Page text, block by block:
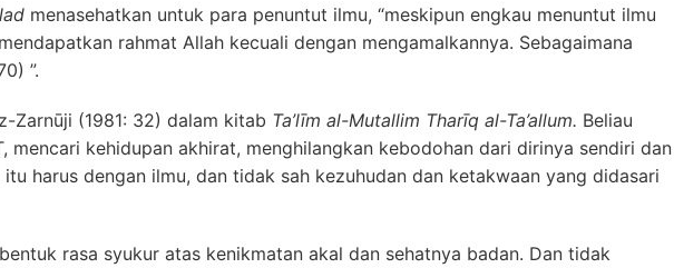
menasehatkan untuk para penuntut ilmu, “meskipun engkau menuntut ilmu
rahmat Allah kecuali dengan mengamalkannya. Sebagaimana
”.
(1981: 32) dalam kitab Ta’līm al-Mutallim Tharīq al-Ta’allum. Beliau
kehidupan akhirat, menghilangkan kebodohan dari dirinya sendiri dan
harus dengan ilmu, dan tidak sah kezuhudan dan ketakwaan yang didasari
rasa syukur atas kenikmatan akal dan sehatnya badan. Dan tidak